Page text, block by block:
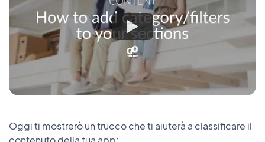
Oggi ti mostrerò un trucco che ti aiuterà a classificare il